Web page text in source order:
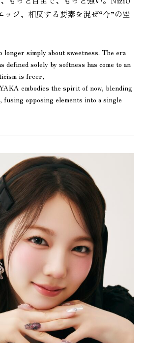
ジ、相反する要素を混ぜ“今”の空
longer simply about sweetness. The era
defined solely by softness has come to an
is freer,
embodies the spirit of now, blending
fusing opposing elements into a single